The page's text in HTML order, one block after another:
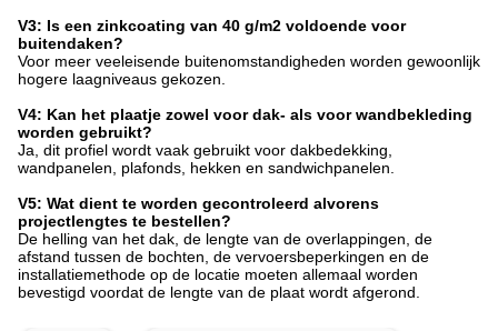
V3: Is een zinkcoating van 40 g/m2 voldoende voor
buitendaken?
Voor meer veeleisende buitenomstandigheden worden gewoonlijk
hogere laagniveaus gekozen.
V4: Kan het plaatje zowel voor dak- als voor wandbekleding
worden gebruikt?
Ja, dit profiel wordt vaak gebruikt voor dakbedekking,
wandpanelen, plafonds, hekken en sandwichpanelen.
V5: Wat dient te worden gecontroleerd alvorens
projectlengtes te bestellen?
De helling van het dak, de lengte van de overlappingen, de
afstand tussen de bochten, de vervoersbeperkingen en de
installatiemethode op de locatie moeten allemaal worden
bevestigd voordat de lengte van de plaat wordt afgerond.